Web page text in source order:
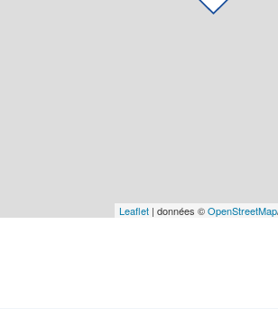
Leaflet | données ©OpenStreetMap